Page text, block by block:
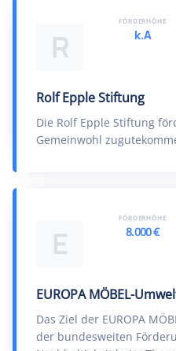
R
Rolf Epple Stiftung
Die Rolf Epple Stiftung
Gemeinwohl
FÖRDERHÖHE
k.A
E
EUROPA MÖBEL-
Das Ziel der EUROPA
der bundesweiten
FÖRDERHÖHE
8.000 €